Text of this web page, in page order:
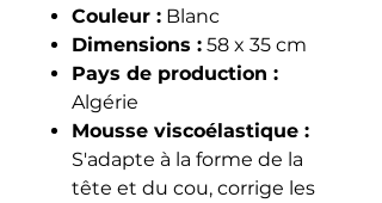
Couleur : Blanc
Dimensions : 58 x 35 cm
Pays de production :
Algérie
Mousse viscoélastique :
S'adapte à la forme de la
tête et du cou, corrige les